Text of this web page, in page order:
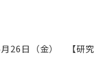
月26日（金） 【研究